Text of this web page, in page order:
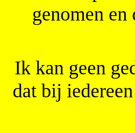
genomen
Ik kan geen
dat bij